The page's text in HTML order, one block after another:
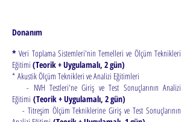
Donanım
*Veri Toplama Sistemleri'nin Temelleri ve Ölçüm Teknikleri
Eğitimi (Teorik + Uygulamalı, 2 gün)
* Akustik Ölçüm Teknikleri ve Analizi Eğitimleri
- NVH Testleri'ne Giriş ve Test Sonuçlarının Analizi
Eğitimi (Teorik + Uygulamalı, 2 gün)
- Titreşim Ölçüm Tekniklerine Giriş ve Test Sonuçlarının